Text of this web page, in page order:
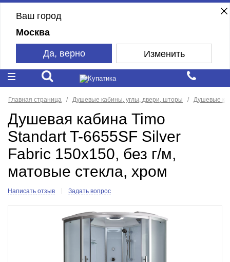
Ваш город
Москва
Да, верно Изменить
Главная страница Душевые кабины, углы, двери, шторы Душевые
Душевая кабина Timo
Standart T-6655SF Silver
Fabric 150x150, без г/м,
матовые стекла, хром
Написать отзыв Задать вопрос